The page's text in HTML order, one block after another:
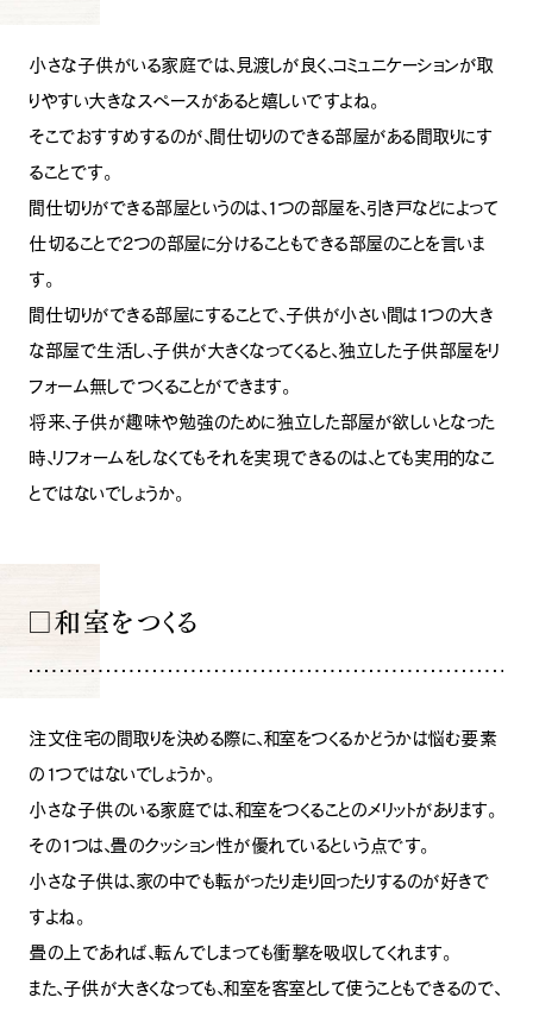
小さな子供がいる家庭では、見渡しが良く、コミュニケーションが取
りやすい大きなスペースがあると嬉しいですよね。
そこでおすすめするのが、間仕切りのできる部屋がある間取りにす
ることです。
間仕切りができる部屋というのは、1つの部屋を、引き戸などによって
仕切ることで2つの部屋に分けることもできる部屋のことを言いま
す。
間仕切りができる部屋にすることで、子供が小さい間は1つの大き
な部屋で生活し、子供が大きくなってくると、独立した子供部屋をリ
フォーム無しでつくることができます。
将来、子供が趣味や勉強のために独立した部屋が欲しいとなった
時、リフォームをしなくてもそれを実現できるのは、とても実用的なこ
とではないでしょうか。
□和室をつくる
注文住宅の間取りを決める際に、和室をつくるかどうかは悩む要素
の1つではないでしょうか。
小さな子供のいる家庭では、和室をつくることのメリットがあります。
その1つは、畳のクッション性が優れているという点です。
小さな子供は、家の中でも転がったり走り回ったりするのが好きで
すよね。
畳の上であれば、転んでしまっても衝撃を吸収してくれます。
また、子供が大きくなっても、和室を客室として使うこともできるので、